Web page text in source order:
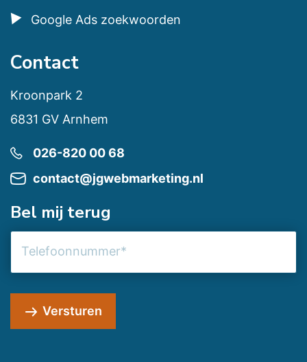
Google Ads zoekwoorden
Contact
Kroonpark 2
6831 GV Arnhem
026-820 00 68
contact@jgwebmarketing.nl
Bel mij terug
Versturen